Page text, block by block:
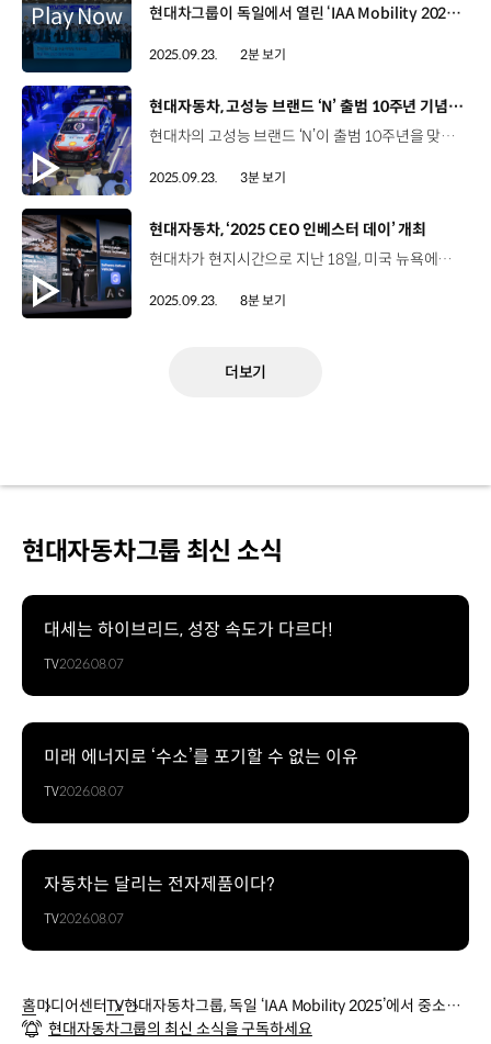
현대차그룹이 독일에서 열린 ‘IAA Mobility 2025’에 ‘현대차그룹 파트너스 공동관’을 열고 중소 부품 협력사의 해외 판로개척을 지원했습니다. 현대차그룹은 지난 2018년부터, 단독으로는 해외진출이 어려운 중소 부품 협력사를 위해 해외수출마케팅 사업을 운영하고 있는데요. 이번 IAA 전시회를 앞두고 중소 부품 협력사를 대상으로 사전 세미나를 열어 독일 자동차 시장에 대한 이해를 도왔고, 전시회에서는 협력사 공동관을 구축해 해외 바이어들의 많은 관심을 이끌었습니다. 김배윤 책임매니저 / 현대자동차·기아 중소협력사상생지원팀현대차·기아·현대모비스는 중소협력사 판로지원 및 홍보 그리고 공급망 안정화를 위해 지속적으로 전시회를 참여하고 있습니다. 2025년에는 미국, 인도, 일본을 비롯하여 마지막으로 독일에 찾아왔는데요. 앞으로도 중소협력사를 위해서 지속적으로 노력하도록 하겠습니다. 최순용 상무 / 포콘스 (현대모비스 협력사)중소기업 입장에서는 해외 고객을 면대면으로 만나기는 굉장히 어려운 경영상황이었는데요. 현대차그룹의 지원 프로그램으로 해외 고객들을 직접 만날 수 있는 기회가 되어서 정말 좋은 기회였습니다. 현대차그룹은 앞으로도 다양한 상생 프로그램을 통해 협력사들의 글로벌 경쟁력 강화와 동반성장을 지원할 계획입니다.
2025.09.23. 2분 보기
[동영상]
현대자동차, 고성능 브랜드 ‘N’ 출범 10주년 기념식 개최
현대차의 고성능 브랜드 ‘N’이 출범 10주년을 맞아 ‘N’ 출범 10주년 기념식을 개최했습니다. 지난 18일과 19일, 양일간 경기도 의왕시 ‘N 아카이브’에서 열린 기념식에는, 10주년 마일스톤 회고 등 다양한 프로그램을 통해 운전의 즐거움을 위한 N의 10년간의 도전을 조명하고 향후 비전에 대한 공감대를 형성하는 시간이 마련됐습니다. 현대차는 지난 2015년 ‘IAA 프랑크푸르트 모터쇼’에서 ‘N 2025 비전 그란 투리스모’를 공개하며 고성능 브랜드 ‘N’을 론칭하고 10년간 아반떼 N, 아이오닉 5 N 등 다양한 고성능 N 모델을 개발해 주행성능과 기술력을 발전시켜왔습니다. 박준우 상무 / 현대자동차 N매니지먼트실10년 동안 정말 많은 추억과 열정, 노력과 함께 N 브랜드를 성장시킬 수 있었는데요. 오늘 10주년 행사를 맞아서 너무나 뜻깊고 지금껏 해왔듯이 고객들과 함께하고 무엇을 원하는지 계속 듣고 고민하면서 더 자랑스러운 현대차의 고성능 브랜드 N이 될 수 있도록 노력하고자 합니다. 현대차는 이번 기념식에서 역대 N 차량을 보존하고 복원하기 위한 공간인 ‘N 아카이브’를 공식 개소했습니다. ‘N 아카이브’에는 N의 시작을 알린 ‘N 2025 비전 그란 투리스모’를 포함해 WRC, TCR 등 국내외 모터스포츠 대회에 출전한 차량부터 고성능 기술 연구개발 차량인 ‘롤링랩’과 양산차 등 약 50대의 차량이 보관돼 있습니다. 이와 함께, 현대차는 N 출범 10주년 기념으로 올해 10월 중 국내 출시 예정인 ‘아이오닉 6 N’의 특별 한정 패키지 ‘10 이어스 팩(10 Years Pack)’을 소개했습니다. 또한, 국내 최초 고성능 라이프스타일 멤버십 프로그램 ‘디 엔수지애스트(the Nthusiast)’를 론칭하고 차량 관리, 서킷 주행 등 다양한 행사와 커뮤니티 활동 참여 기회를 제공할 예정입니다.
2025.09.23. 3분 보기
[동영상]
현대자동차, ‘2025 CEO 인베스터 데이’ 개최
현대차가 현지시간으로 지난 18일, 미국 뉴욕에서 ‘2025 CEO 인베스터 데이’를 개최했습니다. 첨단 전동화 기술력을 앞세워 글로벌 자동차 산업의 복합 위기를 정면 돌파하겠다는 의지를 밝혔는데요. 해외에서 ‘CEO 인베스터 데이’를 개최하는 건 이번이 처음이죠? 지난 2019년부터 도입한 ‘CEO 인베스터 데이’는 시장과의 적극적인 소통을 위해 진행되고 있는데요. 최대 자동차 시장인 미국의 핵심 도시이자 글로벌 경제, 금융, 문화의 중심지인 뉴욕을 ‘CEO 인베스터 데이’의 첫 해외 개최 장소로 선정했습니다. 그 현장, 함께 보시죠. 미국 뉴욕 맨해튼에 위치한 ‘더 셰드(The Shed)’에서 열린 ‘2025 CEO 인베스터 데이’는 글로벌 투자자, 애널리스트, 신용평가사 담당자 등이 참석한 가운데, 현대차의 중장기 전략과 재무 계획을 발표하는 자리였습니다. 호세 무뇨스 사장 / 현대자동차 대표이사현대자동차는 제품 전략에 대해 확고한 믿음을 가지고 있습니다. 저희가 선보이게 될 모든 차량들은 고객 가치, 성능, 혁신에 대한 우리의 헌신을 입증할 것이고 현대자동차의 기술 혁신 역량은 모빌리티의 본질을 변화시키고 있으며, 지속적인 성장을 이어갈 것입니다.We have great confidence in our product strategy because its vehicle in every category will showcase our commitment to customer value, performance, an innovation and it is Hyundai’s ability to innovate with technologies that are changing the very nature of mobility that will ensure our continued success. 현대차는 내년부터 하이브리드, 전기차, EREV, 수소전기차 등 친환경 파워트레인 기반의 신차를 지속적으로 시장에 출시해 EV 캐즘과 관세 부담 등 불확실성을 돌파할 예정인데요. 호세 무뇨스 사장 / 현대자동차 대표이사하이브리드 라인업을 확대해 소비자 수요 증가에 대응하고자 하고 있습니다. 2030년까지 엔트리 레벨부터 대형 럭셔리 차량에 이르기까지 총 18종 이상의 하이브리드 차량을 출시할 계획입니다. One opportunity we clearly see is expanding our hybrid lineup in response to growing consumer demand. By 2030, we plan to offer more than 18 hybrids for vehicles ranging from entry -level to large luxury - 또한, 현지 특화 상품성을 갖춘 신형 전기차들을 유럽, 중국, 인도 시장에 순차적으로 선보이며 캐즘 극복에 나설 계획입니다. 이를 위해 유럽 시장에는 전기차 수요 회복과 대중화를 이끌 ‘아이오닉 3’를 출시하고, 중국 시장에는 전동화 SUV ‘일렉시오’와 준중형 전동화 세단을 선보일 예정입니다. 인도에서도 현지 공급망을 바탕으로 시장에 특화된 경형급 SUV 전기차를 출시할 계획입니다. 아울러 지난해 ‘CEO 인베스터 데이’를 통해 처음 공개한 EREV는 현대차만의 고성능 배터리와 모터 기술력을 바탕으로 오는 2027년 출시됩니다. 수소전기차는 현대차의 친환경 모빌리티 혁신을 상징하는 대표 사례인데요. 올해 2세대 넥쏘를 출시한 데 이어 승용, 상용을 아울러 시장 확대에 집중할 예정입니다. 호세 무뇨스 사장 / 현대자동차 대표이사올해 글로벌 판매 목표는 417만 대이며, 2027년에는 464만 대로 증가하고, 2030년까지 555만 대에 도달할 것으로 예상합니다.We are targeting 4.17 million this year, growing to 4.64 million in 2027, and we expect to reach 5.55 million by 2030. 현대차는 지난해 ‘CEO 인베스터 데이’에서 2030년 글로벌 판매 목표를 555만 대로 공개한 바 있는데요. 자동차 업계의 불확실성에도 불구하고 이번에도 그 목표를 유지했죠? 2030년 글로벌 555만 대 판매 목표는 올해 417만 대와 비교할 때 138만 대가 더 늘어나는 것인데요. 특히 글로벌 친환경차 판매의 경우 2025년 100만 대 규모에서 2030년 330만 대로 점진적으로 확대할 계획입니다. 5년 뒤에는 친환경차가 전체 판매에서 차지하는 비중이 60%로 크게 뛰어오르게 되겠네요. 이를 위해 현대차는 혁신 생산기지를 확대해 판매 성장을 뒷받침할 계획입니다. 현대차는 2030년까지 생산능력 120만 대 추가 확보를 위해 미국 조지아의 HMGMA, 인도 푸네, 울산 신공장 등 혁신 생산기지를 중심으로 복합 위기를 정면 돌파할 예정입니다. 먼저, 지난 10월 생산을 개시한 미국 HMGMA는 연간 생산능력을 현재의 30만 대에서 2028년까지 50만 대로 확대할 계획입니다. 이어 올해 4분기 완공되는 인도 푸네 공장은 첨단 제조 혁신 기술을 적용해 인도 시장을 공략할 새로운 전진 기지이자 신흥시장 수출 허브로 키울 예정인데요. 내년 1분기 완공되는 울산 신공장은 12종의 자동차가 유연하게 생산되는 첨단 제조 현장을 구축해, 연간 20만 대의 전기차를 양산하는 전동화 핵심 생산기지로 활용될 전망입니다. 김창환 부사장 / 현대자동차 전동화에너지솔루션담당2027년부터 출시될 차세대 전기차는 에너지 밀도가 15% 향상되고 충전 시간이 15% 단축되며, 비용은 30% 절감된 고효율 배터리로 전기차 경쟁력을 획기적으로 강화할 것입니다. 이는 전 세계적으로 전기차의 대중화를 가속화하여, 모든 사람이 전기차를 더 쉽게 이용할 수 있는 미래를 앞당길 것입니다.Starting in 2027 our next generation EVs will feature highly optimized batteries at 30 percent lower costs with 15 percent higher energy density and 15 percent shorter charging time dramatically strengthening our EV competitiveness and this will help accelerate mass adoption of EVs World Wide bringing us closer to a future where electrification becomes more accessible to all and safety it's a quality that we can never compromise. 유지한 전무 / 현대자동차 차량아키텍처인테그레이션센터장새로운 시대를 선도하기 위해 현대차는 명확한 소프트웨어 중심 전략을 수립했습니다. 우리는 미래 산업 리더가 단순히 차량을 발전시키는 데 그치지 않고, 소프트웨어를 잘 활용해 차량을 더 발전시키고 뿐만 아니라 전체 고객 경험을 풍요롭게 하는 기업일 것이라고 확신합니다.To lead this in new era, Hyundai helps developed a clear software centric strategy. We are convinced that the future industry leader will be defined by the ability to harness the full value of the software not just to advance the vehicle but to enrich the entire customer experience. 이 밖에도 현대차는 올해 출범 10주년을 맞이한 고성능 브랜드 ‘현대 N’과 럭셔리 브랜드 ‘제네시스’의 지속적인 성장도 적극 추진합니다. 현대 N은 모터스포츠에서의 활약과 롤링랩의 기술력을 바탕으로, 현재 한국, 미국, 유럽에 형성된 판매시장을 호주, 영국, 캐나다 등으로 확장할 계획입니다. 글로벌 자동차 시장에서 톱 10의 프리미엄 브랜드로 자리매김한 제네시스는 우수한 신차를 꾸준히 내놓는 한편, 공간과 스포츠 마케팅 등을 통해 글로벌 소비자에게 프리미엄 가치를 제공하고 있습니다. 또한 현대차는 향후 5년 동안 77조 3,000억 원을 집중 투자해 위기를 적극적으로 타개하며, 사업을 추진해 나갈 계획입니다. 연구개발에 30조 9,000억 원, 설비투자에 38조 3,000억 원, 전략투자에 8조 1,000억 원을 투자하는데요. 한편, 현대차는 2030년에 연결 부문 영업이익률 8~9%를 달성할 것으로 목표를 설정했습니다. 이승조 부사장 / 현대자동차 재경본부장향후 지속 가능한 9%의 영업 이익률 달성을 위해 제조 비용 절감, EV 및 SDV가 핵심입니다. 현대차는 중장기적 수익성 자동화 및 스마트 공장 구현을 통해 제조 비용을 절감하고, 부품 및 원자재의 현지화를 통한 글로벌 비용 혁신을 추진할 계획입니다.In order to achieve a sustainable to 9 percent open margin in the future cost reduction in manufacturing, EV and SDB are key driving factors. Our mid to long term profitability By implementing automation and smart factories, we aim to reduce manufacturing costs and drive global cost innovation through localization of parts and raw materials. 현지화 전략과 친환경차 라인업 확대 등 수익성 강화 계획이 잘 드러난 행사였던 것 같습니다. 현대차가 글로벌 혼돈기를 극복하고, 글로벌 톱 티어 기업으로서 위상을 공고히 해 나가길 기대하겠습니다. 오늘 소식 전해주셔서 고맙습니다.
2025.09.23. 8분 보기
더보기
현대자동차그룹 최신 소식
대세는 하이브리드, 성장 속도가 다르다!
TV2026.08.07
미래 에너지로 ‘수소’를 포기할 수 없는 이유
TV2026.08.07
자동차는 달리는 전자제품이다?
TV2026.08.07
홈미디어센터TV현대자동차그룹, 독일 ‘IAA Mobility 2025’에서 중소협
력사 해외 판로개척 지원
현대자동차그룹의 최신 소식을 구독하세요